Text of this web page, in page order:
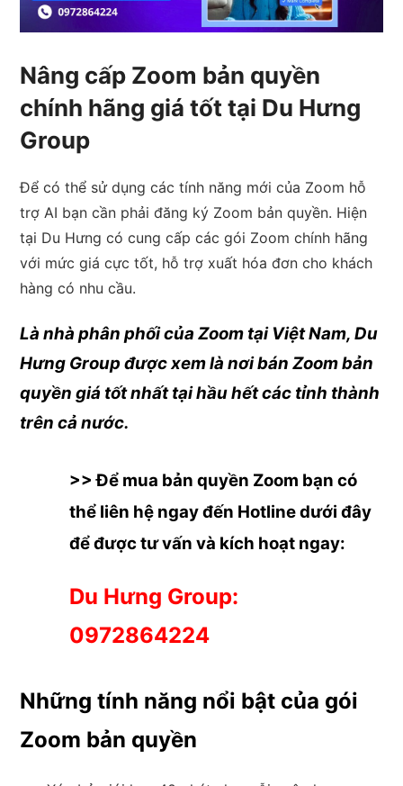
Nâng cấp Zoom bản quyền
chính hãng giá tốt tại Du Hưng
Group
Để có thể sử dụng các tính năng mới của Zoom hỗ
trợ AI bạn cần phải đăng ký Zoom bản quyền. Hiện
tại Du Hưng có cung cấp các gói Zoom chính hãng
với mức giá cực tốt, hỗ trợ xuất hóa đơn cho khách
hàng có nhu cầu.
Là nhà phân phối của Zoom tại Việt Nam, Du
Hưng Group được xem là nơi bán Zoom bản
quyền giá tốt nhất tại hầu hết các tỉnh thành
trên cả nước.
>> Để mua bản quyền Zoom bạn có
thể liên hệ ngay đến Hotline dưới đây
để được tư vấn và kích hoạt ngay:
Du Hưng Group:
0972864224
Những tính năng nổi bật của gói
Zoom bản quyền